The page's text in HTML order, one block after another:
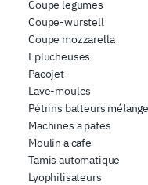
Coupe legumes
Coupe-wurstell
Coupe mozzarella
Eplucheuses
Pacojet
Lave-moules
Pétrins batteurs
Machines a pates
Moulin a cafe
Tamis automatique
Lyophilisateurs